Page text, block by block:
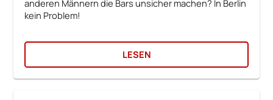
anderen Männern die Bars unsicher machen? In Berlin
kein Problem!
LESEN